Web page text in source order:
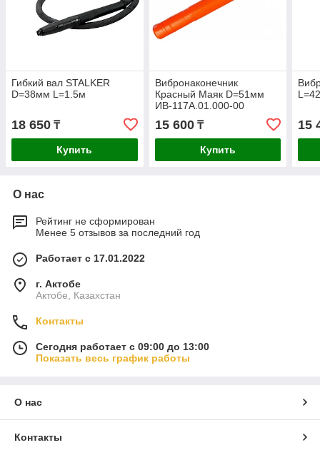
Гибкий вал STALKER
D=38мм L=1.5м
18 650 ₸
Купить
Вибронаконечник
Красный Маяк D=51мм
ИВ-117А.01.000-00
15 600₸
Купить
15
О нас
Рейтинг не сформирован
Менее 5 отзывов за последний год
Работает с 17.01.2022
г. Актобе
Актобе, Казахстан
Контакты
Сегодня работает с 09:00 до 13:00
Показать весь график работы
О нас
Контакты